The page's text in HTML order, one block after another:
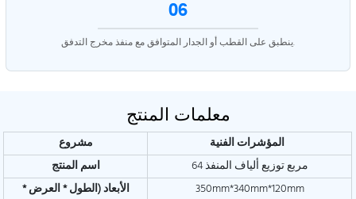
06
ينطبق على القطب أو الجدار المتوافق مع منفذ مخرج التدفق.
معلمات المنتج
مشروع
اسم المنتج
64 مربع توزيع ألياف المنفذ
الأبعاد (الطول * العرض *
350mm*340mm*120mm